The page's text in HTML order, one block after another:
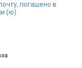
погашено в
(ю)